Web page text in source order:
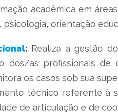
acadêmica em
psicologia, orientação
: Realiza a gestão
dos/as profissionais de
os casos sob sua
técnico referente à
de articulação e de